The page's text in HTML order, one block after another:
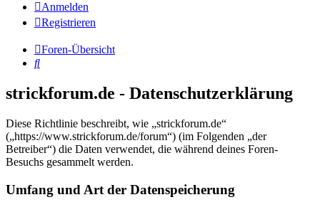
Anmelden
Registrieren
Foren-Übersicht
Suche
strickforum.de - Datenschutzerklärung
Diese Richtlinie beschreibt, wie „strickforum.de“
(„https://www.strickforum.de/forum“) (im Folgenden „der
Betreiber“) die Daten verwendet, die während deines Foren-
Besuchs gesammelt werden.
Umfang und Art der Datenspeicherung